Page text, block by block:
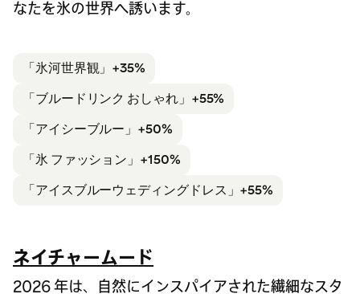
なたを氷の世界へ誘います。
「氷河世界観」+35%
「ブルードリンク おしゃれ」 +55%
「アイシーブルー」+50%
「氷 ファッション」+150%
「アイスブルーウェディングドレス」+55%
ネイチャームード
2026 年は、自然にインスパイアされた繊細なスタ